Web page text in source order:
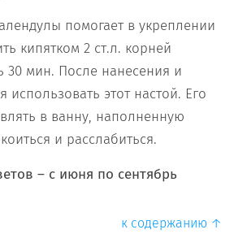
помогает в укреплении
кипятком 2 ст.л. корней
30 мин. После нанесения и
этот настой. Его
в ванну, наполненную
и расслабиться.
– с июня по сентябрь
к содержанию ↑